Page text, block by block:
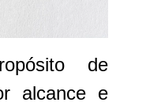
de
alcance e